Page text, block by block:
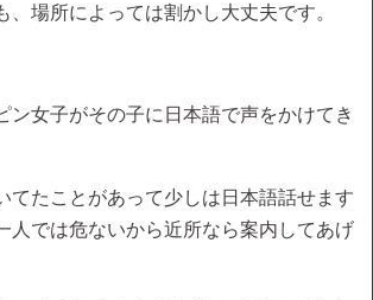
、場所によっては割かし大丈夫です。
ン女子がその子に日本語で声をかけてき
てたことがあって少しは日本語話せます
人では危ないから近所なら案内してあげ